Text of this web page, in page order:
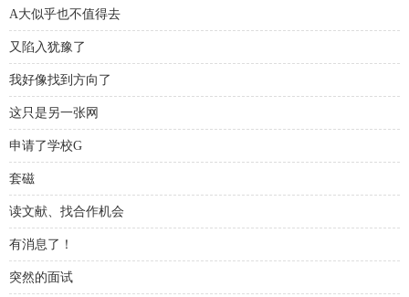
A大似乎也不值得去
又陷入犹豫了
我好像找到方向了
这只是另一张网
申请了学校G
套磁
读文献、找合作机会
有消息了！
突然的面试